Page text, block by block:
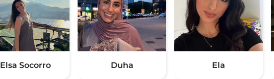
Elsa Socorro Duha Ela